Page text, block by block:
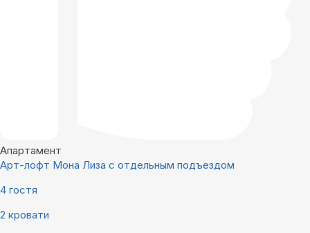
Апартамент
Арт-лофт Мона Лиза с отдельным подъездом
4 гостя
2 кровати